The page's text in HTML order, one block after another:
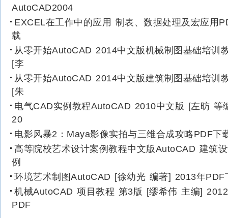
AutoCAD2004
EXCEL在工作中的应用 制表、数据处理及宏应用
载
从零开始AutoCAD 2014中文版机械制图基础培训
[李
从零开始AutoCAD 2014中文版建筑制图基础培训
[朱
电气CAD实例教程AutoCAD 2010中文版 [左昉 等
20
电影风暴2：Maya影像实拍与三维合成攻略PDF下
高等院校艺术设计案例教程中文版AutoCAD 建筑
例
环境艺术制图AutoCAD [徐幼光 编著] 2013年PDF
机械AutoCAD 项目教程 第3版 [缪希伟 主编]
PDF